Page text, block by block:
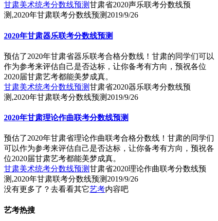
甘肃美术统考分数线预测甘肃省2020声乐联考分数线预
测,2020年甘肃联考分数线预测2019/9/26
2020年甘肃器乐联考分数线预测
预估了2020年甘肃省器乐联考合格分数线！甘肃的同学们可以
作为参考来评估自己是否达标，让你备考有方向，预祝各位
2020届甘肃艺考都能美梦成真。
甘肃美术统考分数线预测甘肃省2020器乐联考分数线预
测,2020年甘肃联考分数线预测 2019/9/26
2020年甘肃理论作曲联考分数线预测
预估了2020年甘肃省理论作曲联考合格分数线！甘肃的同学们
可以作为参考来评估自己是否达标，让你备考有方向，预祝各
位2020届甘肃艺考都能美梦成真。
甘肃美术统考分数线预测甘肃省2020理论作曲联考分数线预
测,2020年甘肃联考分数线预测2019/9/26
没有更多了？去看看其它艺考内容吧
艺考热搜